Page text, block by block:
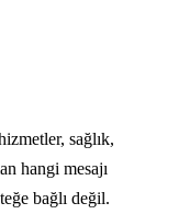
sağlık,
hangi mesajı
bağlı değil.